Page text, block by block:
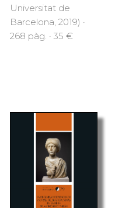
Universitat de
Barcelona, 2019) ·
268 pàg. · 35 €